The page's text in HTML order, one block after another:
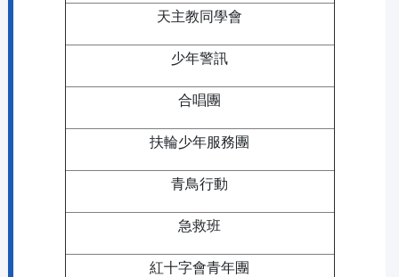
天主教同學會
少年警訊
合唱團
扶輪少年服務團
青鳥行動
急救班
紅十字會青年團